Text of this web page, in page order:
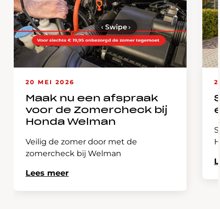
20 MEI 2026
Maak nu een afspraak
voor de Zomercheck bij
Honda Welman
Veilig de zomer door met de
zomercheck bij Welman
Lees meer
‹ Swipe›